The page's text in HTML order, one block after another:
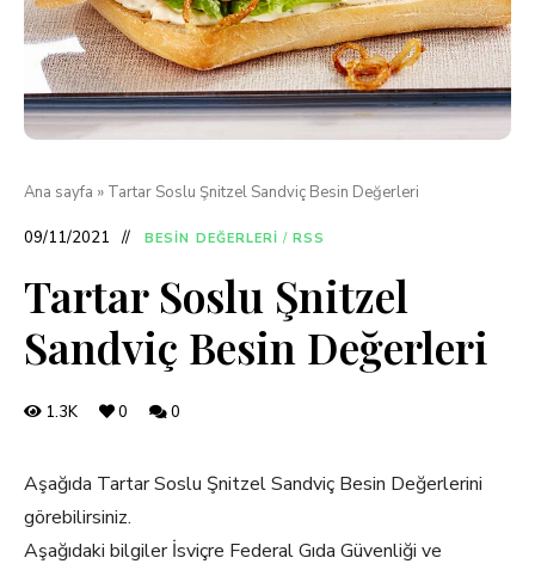
Ana sayfa » Tartar Soslu Şnitzel Sandviç Besin Değerleri
09/11/2021 BESIN DEĞERLERI / RSS
Tartar Soslu Şnitzel
Sandviç Besin Değerleri
1.3K 0 0
Aşağıda Tartar Soslu Şnitzel Sandviç Besin Değerlerini
görebilirsiniz.
Aşağıdaki bilgiler İsviçre Federal Gıda Güvenliği ve